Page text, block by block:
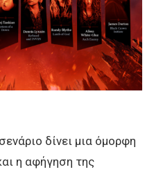
δίνει μια όμορφη
η αφήγηση της